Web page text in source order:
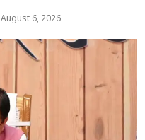
August 6, 2026